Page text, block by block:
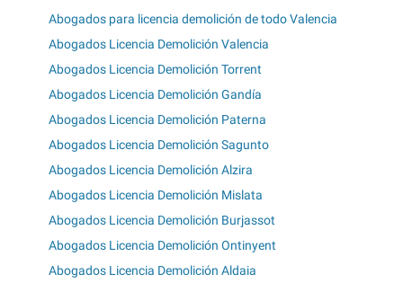
Abogados para licencia demolición de todo Valencia
Abogados Licencia Demolición Valencia
Abogados Licencia Demolición Torrent
Abogados Licencia Demolición Gandía
Abogados Licencia Demolición Paterna
Abogados Licencia Demolición Sagunto
Abogados Licencia Demolición Alzira
Abogados Licencia Demolición Mislata
Abogados Licencia Demolición Burjassot
Abogados Licencia Demolición Ontinyent
Abogados Licencia Demolición Aldaia